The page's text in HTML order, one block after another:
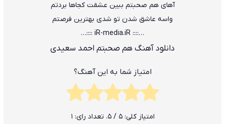
آﻫﺎی ﻫﻢ ﺻﺤﺒﺘﻢ ﺑﺒﻴﻦ ﻋﺸﻘﺖ ﻛﺠﺎﻫﺎ ﺑﺮدﺗﻢ
واﺳﻪ ﻋﺎﺷﻖ ﺷﺪن ﺗﻮ ﺷﺪی ﺑﻬﺘﺮﻳﻦ ﻓﺮﺻﺘﻢ
…:::: iR-media.iR ::::…
دانلود آهنگ هم صحبتم احمد سعیدی
امتیاز شما به این آهنگ؟
امتیاز کلی:5 / 5. تعداد رای: 1